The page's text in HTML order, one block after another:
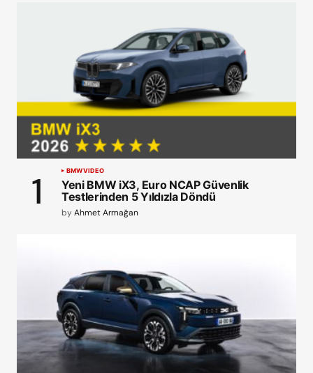
BMWVIDEO
Yeni BMW iX3, Euro NCAP Güvenlik
Testlerinden 5 Yıldızla Döndü
byAhmet Armağan